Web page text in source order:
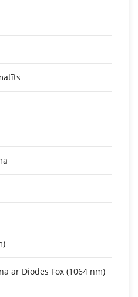
ar Diodes Fox (1064 nm)